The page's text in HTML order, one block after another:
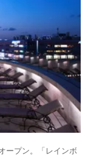
ープン。「レインボ